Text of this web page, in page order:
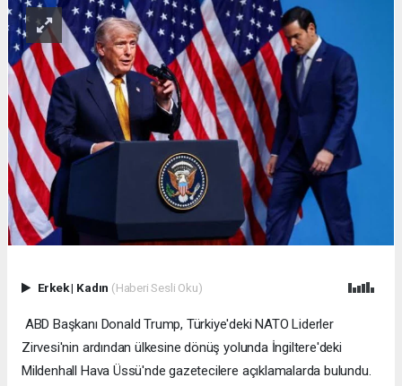
Erkek| Kadın (Haberi Sesli Oku)
ABD Başkanı Donald Trump, Türkiye'deki NATO Liderler
Zirvesi'nin ardından ülkesine dönüş yolunda İngiltere'deki
Mildenhall Hava Üssü'nde gazetecilere açıklamalarda bulundu.